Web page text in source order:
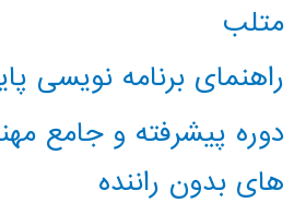
متلب
راهنمای برنامه نویسی
دوره پیشرفته و جامع
های بدون راننده